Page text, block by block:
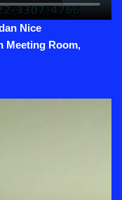
Nice
Meeting Room,